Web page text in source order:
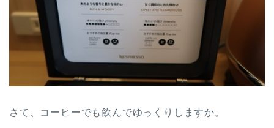
さて、コーヒーでも飲んでゆっくりしますか。